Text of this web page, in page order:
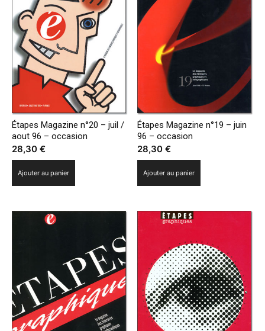
Étapes Magazine n°20 – juil /
aout 96 – occasion
28,30 €
Ajouter au panier
Étapes Magazine n°19 – juin
96 – occasion
28,30€
Ajouter au panier